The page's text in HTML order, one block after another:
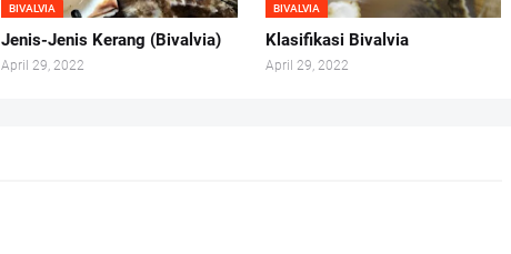
BIVALVIA
Jenis-Jenis Kerang (Bivalvia)
April 29, 2022
BIVALVIA
Klasifikasi Bivalvia
April 29, 2022